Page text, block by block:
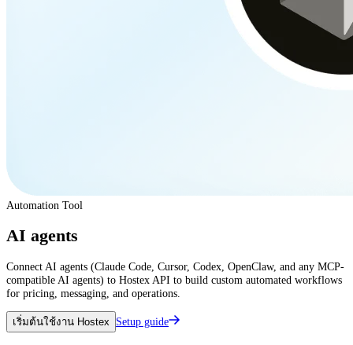
Automation Tool
AI agents
Connect AI agents (Claude Code, Cursor, Codex, OpenClaw, and any MCP-
compatible AI agents) to Hostex API to build custom automated workflows
for pricing, messaging, and operations.
เริ่มต้นใช้งาน Hostex Setup guide